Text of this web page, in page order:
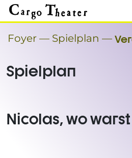
Foyer — Spielplan —
Spielplan
Nicolas, wo